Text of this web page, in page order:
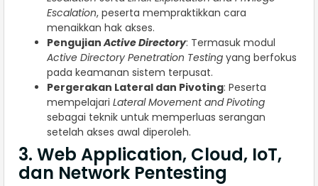
Escalation, peserta mempraktikkan cara
menaikkan hak akses.
PengujianActive Directory: Termasuk modul
Active Directory Penetration Testing yang berfokus
pada keamanan sistem terpusat.
Pergerakan Lateral dan Pivoting: Peserta
mempelajari Lateral Movement and Pivoting
sebagai teknik untuk memperluas serangan
setelah akses awal diperoleh.
3. Web Application, Cloud, IoT,
dan Network Pentesting